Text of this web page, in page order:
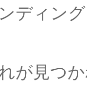
ディン
が見つ